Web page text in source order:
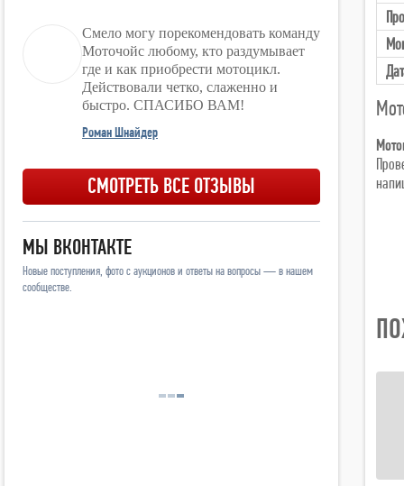
Смело могу порекомендовать команду
Моточойс любому, кто раздумывает
где и как приобрести мотоцикл.
Действовали четко, слаженно и
быстро. СПАСИБО ВАМ!
Роман Шнайдер
СМОТРЕТЬ ВСЕ ОТЗЫВЫ
МЫ ВКОНТАКТЕ
Новые поступления, фото с аукционов и ответы на вопросы — в нашем
сообществе.